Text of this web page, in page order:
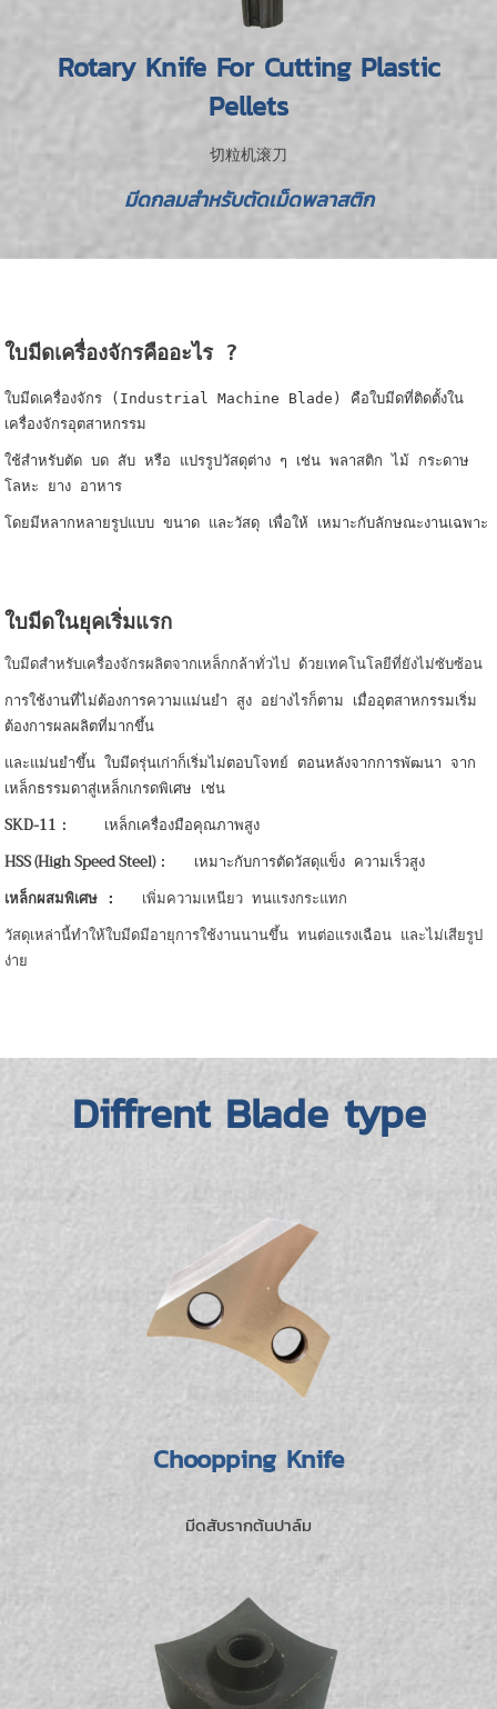
Rotary Knife For Cutting Plastic
Pellets
切粒机滚刀
มีดกลมสำหรับตัดเม็ดพลาสติก
ใบมีดเครื่องจักรคืออะไร ?
ใบมีดเครื่องจักร (Industrial Machine Blade) คือใบมีดที่ติดตั้งใน
เครื่องจักรอุตสาหกรรม
ใช้สำหรับตัด บด สับ หรือ แปรรูปวัสดุต่าง ๆ เช่น พลาสติก ไม้ กระดาษ
โลหะ ยาง อาหาร
โดยมีหลากหลายรูปแบบ ขนาด และวัสดุ เพื่อให้ เหมาะกับลักษณะงานเฉพาะ
ใบมีดในยุคเริ่มแรก
ใบมีดสำหรับเครื่องจักรผลิตจากเหล็กกล้าทั่วไป ด้วยเทคโนโลยีที่ยังไม่ซับซ้อน
การใช้งานที่ไม่ต้องการความแม่นยำ สูง อย่างไรก็ตาม เมื่ออุตสาหกรรมเริ่ม
ต้องการผลผลิตที่มากขึ้น
และแม่นยำขึ้นใบมีดรุ่นเก่าก็เริ่มไม่ตอบโจทย์ ตอนหลังจากการพัฒนาจาก
เหล็กธรรมดาสู่เหล็กเกรดพิเศษ เช่น
SKD-11 : เหล็กเครื่องมือคุณภาพสูง
HSS (High Speed Steel) : เหมาะกับการตัดวัสดุแข็ง ความเร็วสูง
เหล็กผสมพิเศษ : เพิ่มความเหนียว ทนแรงกระแทก
วัสดุเหล่านี้ทำให้ใบมีดมีอายุการใช้งานนานขึ้น ทนต่อแรงเฉือน และไม่เสียรูป
ง่าย
Diffrent Blade type
Choopping Knife
มีดสับรากต้นปาล์ม